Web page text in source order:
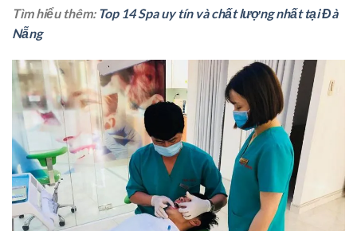
Tìm hiểu thêm: Top 14 Spa uy tín và chất lượng nhất tại Đà
Nẵng